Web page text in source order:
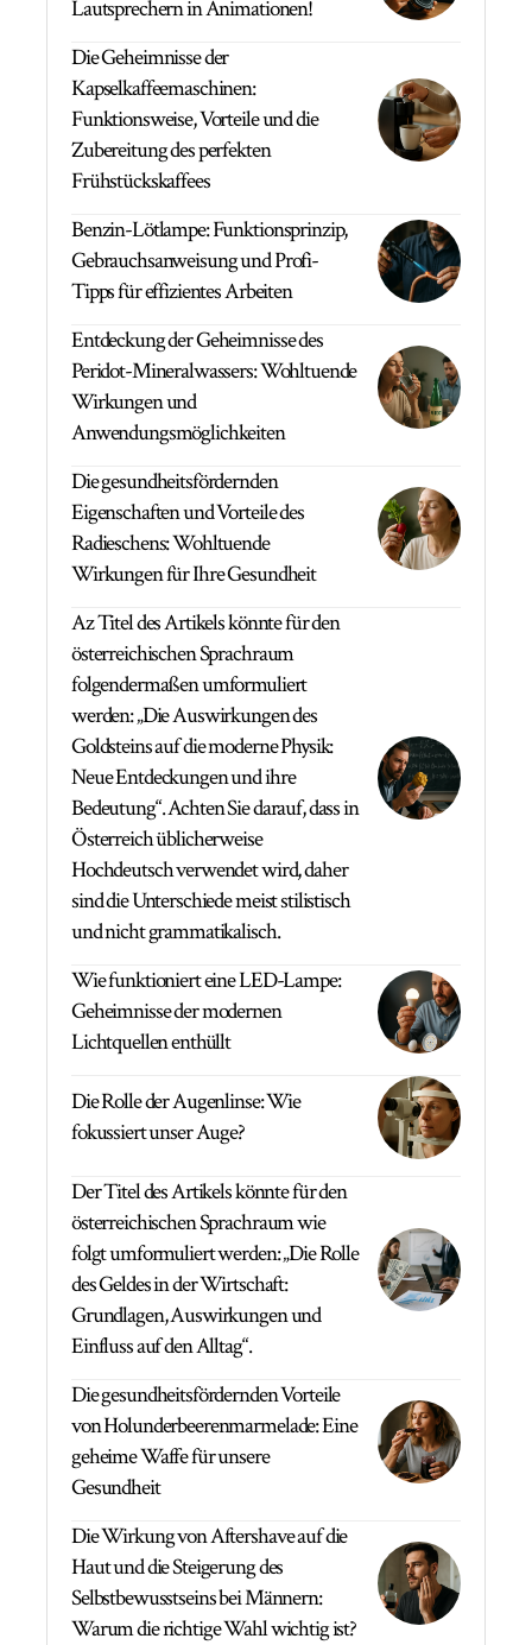
Lautsprechern in Animationen!
Die Geheimnisse der
Kapselkaffeemaschinen:
Funktionsweise, Vorteile und die
Zubereitung des perfekten
Frühstückskaffees
Benzin-Lötlampe: Funktionsprinzip,
Gebrauchsanweisung und Profi-
Tipps für effizientes Arbeiten
Entdeckung der Geheimnisse des
Peridot-Mineralwassers: Wohltuende
Wirkungen und
Anwendungsmöglichkeiten
Die gesundheitsfördernden
Eigenschaften und Vorteile des
Radieschens: Wohltuende
Wirkungen für Ihre Gesundheit
Az Titel des Artikels könnte für den
österreichischen Sprachraum
folgendermaßen umformuliert
werden: „Die Auswirkungen des
Goldsteins auf die moderne Physik:
Neue Entdeckungen und ihre
Bedeutung“. Achten Sie darauf, dass in
Österreich üblicherweise
Hochdeutsch verwendet wird, daher
sind die Unterschiede meist stilistisch
und nicht grammatikalisch.
Wie funktioniert eine LED-Lampe:
Geheimnisse der modernen
Lichtquellen enthüllt
Die Rolle der Augenlinse: Wie
fokussiert unser Auge?
Der Titel des Artikels könnte für den
österreichischen Sprachraum wie
folgt umformuliert werden: „Die Rolle
des Geldes in der Wirtschaft:
Grundlagen, Auswirkungen und
Einfluss auf den Alltag“.
Die gesundheitsfördernden Vorteile
von Holunderbeerenmarmelade: Eine
geheime Waffe für unsere
Gesundheit
Die Wirkung von Aftershave auf die
Haut und die Steigerung des
Selbstbewusstseins bei Männern:
Warum die richtige Wahl wichtig ist?